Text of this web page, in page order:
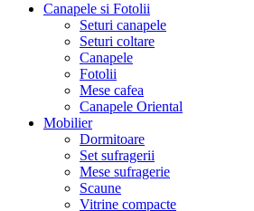
Canapele si Fotolii
Seturi canapele
Seturi coltare
Canapele
Fotolii
Mese cafea
Canapele Oriental
Mobilier
Dormitoare
Set sufragerii
Mese sufragerie
Scaune
Vitrine compacte